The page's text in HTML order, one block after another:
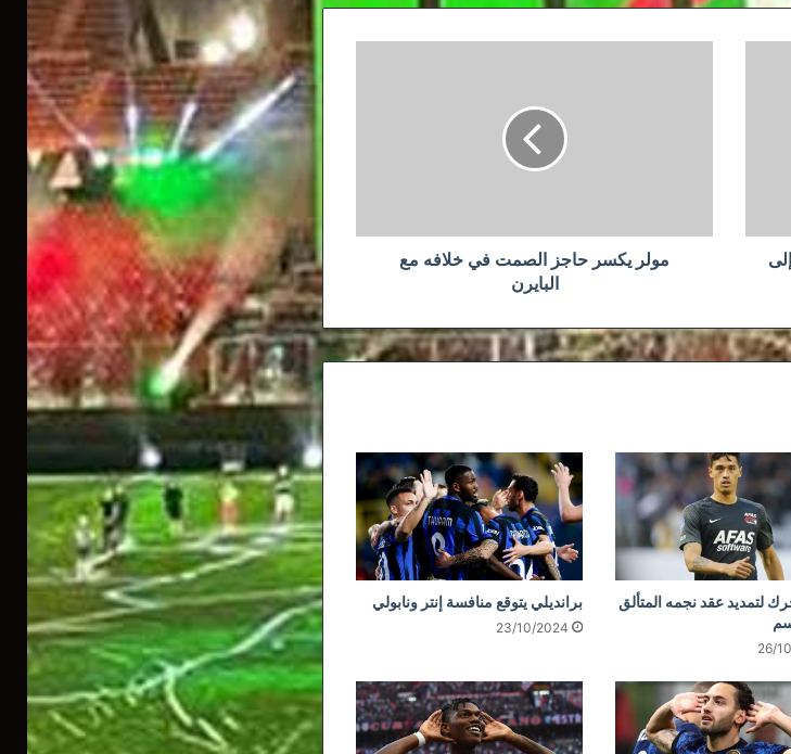
مولر يكسر حاجز الصمت في خلافه مع
البايرن
لتمديد عقد نجمه المتألق
26/
برانديلي يتوقع منافسة إنتر ونابولي
23/10/2024